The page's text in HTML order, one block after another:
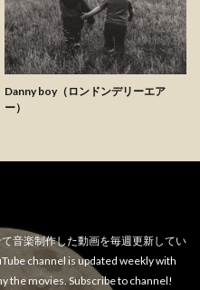
Danny boy（ロンドンデリーエア
ー）
音楽制作した動画を毎週更新してい
channel is updated weekly with
the movies. Subscribe to channel!